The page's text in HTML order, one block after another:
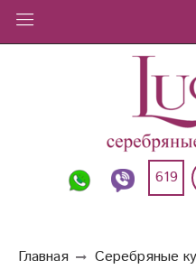
619
Главная Серебряные